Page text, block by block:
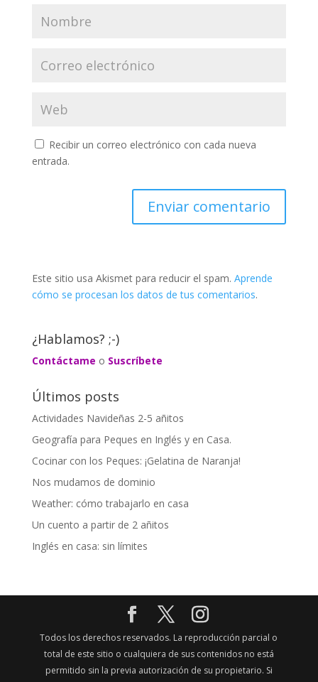
Recibir un correo electrónico con cada nueva
entrada.
Este sitio usa Akismet para reducir el spam. Aprende
cómo se procesan los datos de tus comentarios.
¿Hablamos? ;-)
Contáctame o Suscríbete
Últimos posts
Actividades Navideñas 2-5 añitos
Geografía para Peques en Inglés y en Casa.
Cocinar con los Peques: ¡Gelatina de Naranja!
Nos mudamos de dominio
Weather: cómo trabajarlo en casa
Un cuento a partir de 2 añitos
Inglés en casa: sin límites
Todos los derechos reservados. La reproducción parcial o
total de este sitio o cualquiera de sus contenidos no está
permitido sin la previa autorización de su propietario. Si